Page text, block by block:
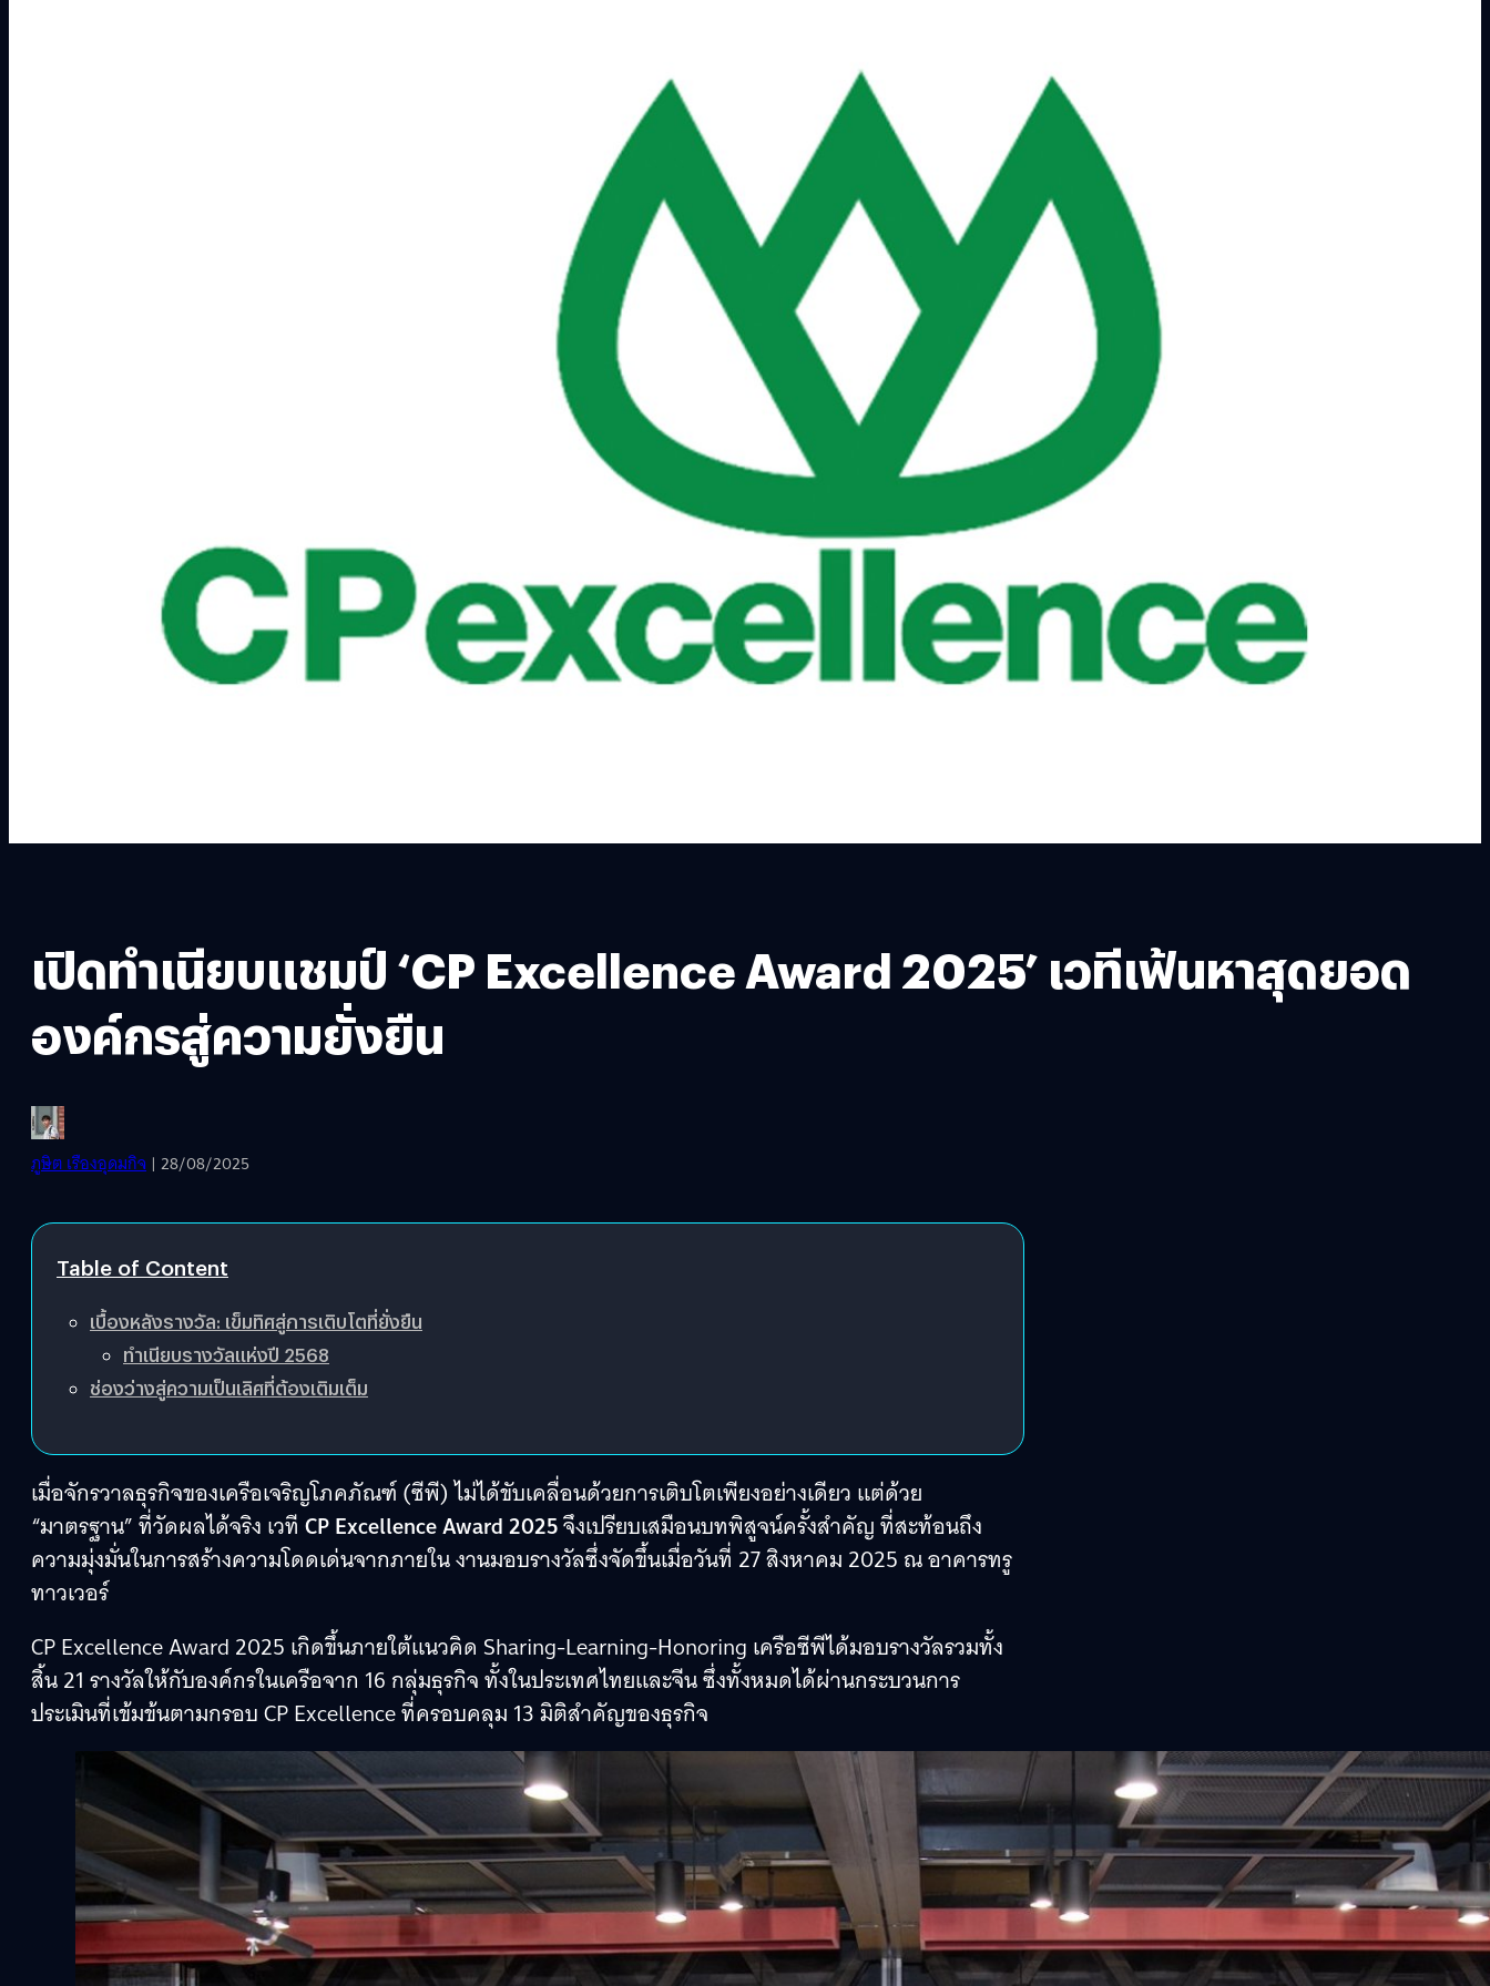
เปิดทำเนียบแชมป์ ‘CP Excellence Award 2025’ เวทีเฟ้นหาสุดยอด
องค์กรสู่ความยั่งยืน
ภูษิต เรืองอุดมกิจ | 28/08/2025
Table of Content
เบื้องหลังรางวัล: เข็มทิศสู่การเติบโตที่ยั่งยืน
ทำเนียบรางวัลแห่งปี 2568
ช่องว่างสู่ความเป็นเลิศที่ต้องเติมเต็ม
เมื่อจักรวาลธุรกิจของเครือเจริญโภคภัณฑ์ (ซีพี) ไม่ได้ขับเคลื่อนด้วยการเติบโตเพียงอย่างเดียว แต่ด้วย
“มาตรฐาน” ที่วัดผลได้จริง เวที CP Excellence Award 2025จึงเปรียบเสมือนบทพิสูจน์ครั้งสำคัญ ที่สะท้อนถึง
ความมุ่งมั่นในการสร้างความโดดเด่นจากภายใน งานมอบรางวัลซึ่งจัดขึ้นเมื่อวันที่ 27 สิงหาคม 2025 ณ อาคารทรู
ทาวเวอร์
CP Excellence Award 2025 เกิดขึ้นภายใต้แนวคิด Sharing-Learning-Honoring เครือซีพีได้มอบรางวัลรวมทั้ง
สิ้น 21 รางวัลให้กับองค์กรในเครือจาก 16 กลุ่มธุรกิจ ทั้งในประเทศไทยและจีน ซึ่งทั้งหมดได้ผ่านกระบวนการ
ประเมินที่เข้มข้นตามกรอบ CP Excellence ที่ครอบคลุม 13 มิติสำคัญของธุรกิจ